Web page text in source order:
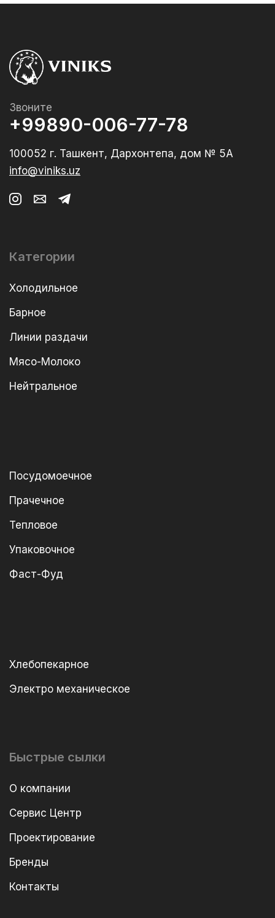
Звоните
+99890-006-77-78
100052 г. Ташкент, Дархонтепа, дом № 5А
info@viniks.uz
Категории
Холодильное
Барное
Линии раздачи
Мясо-Молоко
Нейтральное
Посудомоечное
Прачечное
Тепловое
Упаковочное
Фаст-Фуд
Хлебопекарное
Электро механическое
Быстрые сылки
О компании
Сервис Центр
Проектирование
Бренды
Контакты